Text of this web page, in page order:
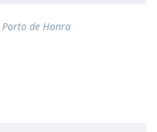
Porto de Honra